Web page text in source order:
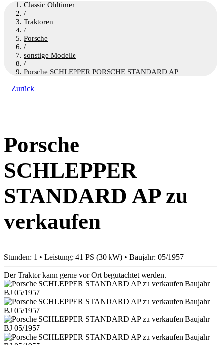
Classic Oldtimer
/
Traktoren
/
Porsche
/
sonstige Modelle
/
Porsche SCHLEPPER PORSCHE STANDARD AP
Zurück
Porsche
SCHLEPPER
STANDARD AP zu
verkaufen
Stunden: 1 • Leistung: 41 PS (30 kW) • Baujahr: 05/1957
Der Traktor kann gerne vor Ort begutachtet werden.